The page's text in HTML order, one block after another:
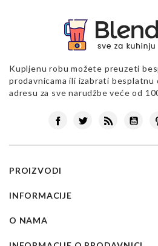
Kupljenu robu možete preuzeti
prodavnicama ili izabrati besplatnu
adresu za sve narudžbe veće od
FacebookTwitter Rss
PROIZVODI
INFORMACIJE
O NAMA